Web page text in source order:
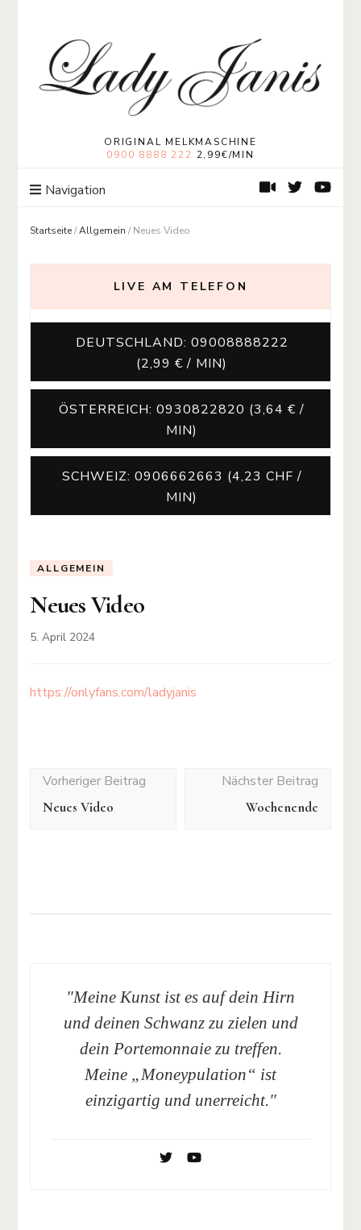
Lady Janis
ORIGINAL MELKMASCHINE
0900 8888 222 2,99€/MIN
Navigation
Startseite /Allgemein / Neues Video
LIVE AM TELEFON
DEUTSCHLAND: 09008888222
(2,99 € / MIN)
ÖSTERREICH: 0930822820 (3,64 € /
MIN)
SCHWEIZ: 0906662663 (4,23 CHF /
MIN)
ALLGEMEIN
Neues Video
5. April 2024
https://onlyfans.com/ladyjanis
Post
Navigation
Neues Video Wochenende
"Meine Kunst ist es auf dein Hirn
und deinen Schwanz zu zielen und
dein Portemonnaie zu treffen.
Meine „Moneypulation“ ist
einzigartig und unerreicht."